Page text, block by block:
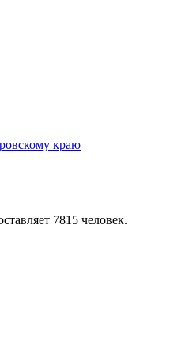
7815 человек.